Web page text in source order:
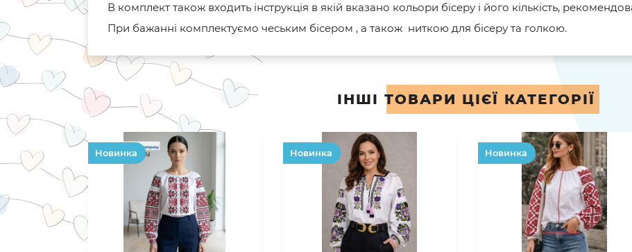
В комплект також входить інструкція в якій вказано кольори бісеру і його кількість,
При бажанні комплектуємо чеським бісером , а також ниткою для бісеру та голкою.
ІНШІ ТОВАРИ ЦІЄЇ КАТЕГОРІЇ
Hовинка Hовинка Hовинка